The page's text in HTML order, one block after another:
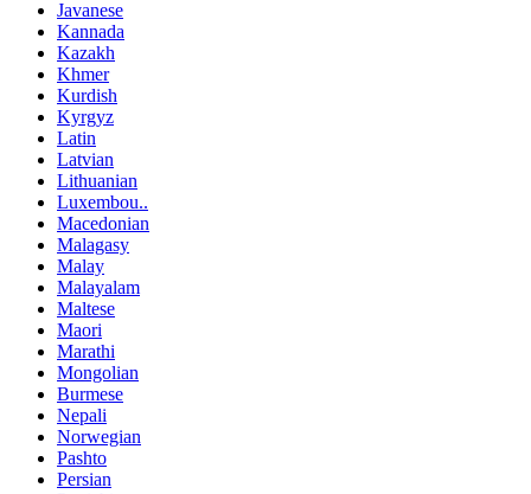
Javanese
Kannada
Kazakh
Khmer
Kurdish
Kyrgyz
Latin
Latvian
Lithuanian
Luxembou..
Macedonian
Malagasy
Malay
Malayalam
Maltese
Maori
Marathi
Mongolian
Burmese
Nepali
Norwegian
Pashto
Persian